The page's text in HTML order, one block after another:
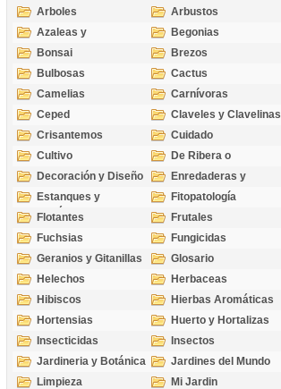
Arboles
Arbustos
Azaleas y
Rododendros
Begonias
Bonsai
Brezos
Bulbosas
Cactus
Camelias
Carnívoras
Ceped
Claveles y Clavelinas
Crisantemos
Cuidado
Cultivo
De Ribera o
Palustres
Decoración y Diseño
Enredaderas y
cubresuelos
Estanques y
Acuáticas
Fitopatología
Flotantes
Frutales
Fuchsias
Fungicidas
Geranios y Gitanillas
Glosario
Helechos
Herbaceas
Hibiscos
Hierbas Aromáticas
Hortensias
Huerto y Hortalizas
Insecticidas
Insectos
Jardineria y Botánica
Jardines del Mundo
Limpieza
Mi Jardin